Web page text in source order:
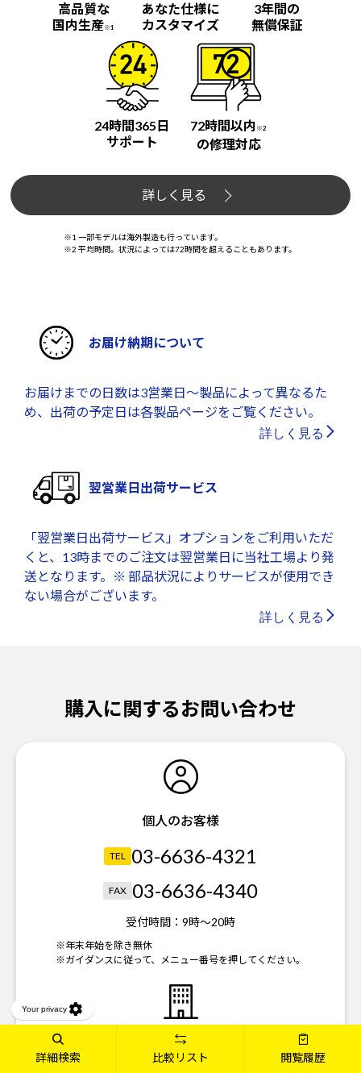
高品質な
国内生産※1
あなた仕様に
カスタマイズ
3年間の
無償保証
24時間365日
サポート
72時間以内 ※2
の修理対応
詳しく見る
※1 一部モデルは海外製造も行っています。
※2 平均時間。状況によっては72時間を超えることもあります。
お届け納期について
お届けまでの日数は3営業日～製品によって異なるた
め、出荷の予定日は各製品ページをご覧ください。
詳しく見る
翌営業日出荷サービス
「翌営業日出荷サービス」オプションをご利用いただ
くと、13時までのご注文は翌営業日に当社工場より発
送となります。※ 部品状況によりサービスが使用でき
ない場合がございます。
詳しく見る
購入に関するお問い合わせ
個人のお客様
TEL 03-6636-4321
FAX 03-6636-4340
受付時間： 9時～20時
※年末年始を除き無休
※ガイダンスに従って、メニュー番号を押してください。
法人のお客様
詳細検索 比較リスト 閲覧履歴